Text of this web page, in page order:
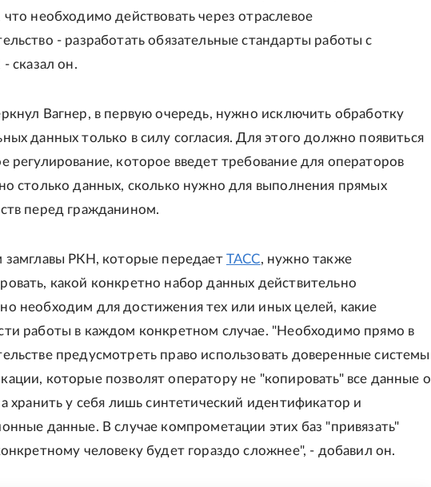
что необходимо действовать через отраслевое
- разработать обязательные стандарты работы с
сказал он.
Вагнер, в первую очередь, нужно исключить обработку
данных только в силу согласия. Для этого должно появиться
регулирование, которое введет требование для операторов
столько данных, сколько нужно для выполнения прямых
перед гражданином.
замглавы РКН, которые передает ТАСС, нужно также
какой конкретно набор данных действительно
необходим для достижения тех или иных целей, какие
работы в каждом конкретном случае. "Необходимо прямо в
предусмотреть право использовать доверенные системы
которые позволят оператору не "копировать" все данные о
хранить у себя лишь синтетический идентификатор и
данные. В случае компрометации этих баз "привязать"
человеку будет гораздо сложнее", - добавил он.